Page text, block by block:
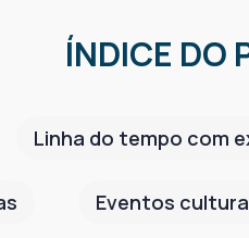
ÍNDICE DO
Linha do tempo com
Eventos